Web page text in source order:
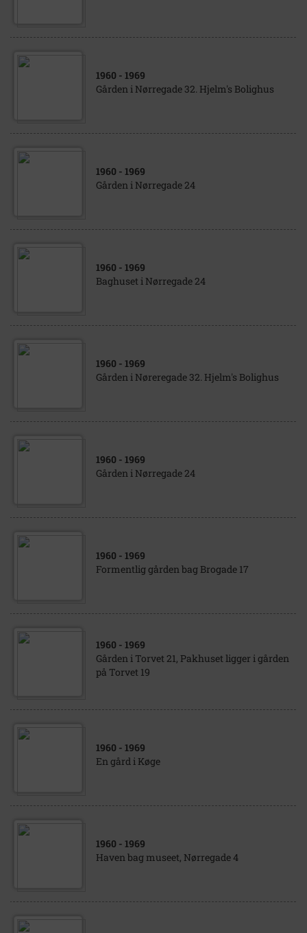
1960 - 1969
Gården i Nørregade 32. Hjelm's Bolighus
1960 - 1969
Gården i Nørregade 24
1960 - 1969
Baghuset i Nørregade 24
1960 - 1969
Gården i Nøreregade 32. Hjelm's Bolighus
1960 - 1969
Gården i Nørregade 24
1960 - 1969
Formentlig gården bag Brogade 17
1960 - 1969
Gården i Torvet 21, Pakhuset ligger i gården
på Torvet 19
1960 - 1969
En gård i Køge
1960 - 1969
Haven bag museet, Nørregade 4